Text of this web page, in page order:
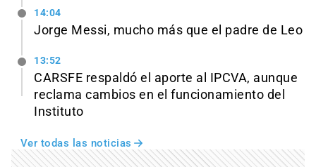
14:04
Jorge Messi, mucho más que el padre de Leo
13:52
CARSFE respaldó el aporte al IPCVA, aunque
reclama cambios en el funcionamiento del
Instituto
Ver todas las noticias